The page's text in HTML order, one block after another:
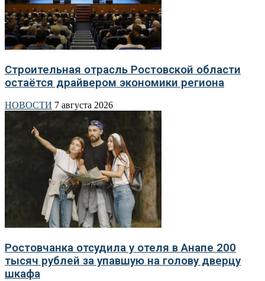
Строительная отрасль Ростовской области
остаётся драйвером экономики региона
НОВОСТИ 7 августа 2026
Ростовчанка отсудила у отеля в Анапе 200
тысяч рублей за упавшую на голову дверцу
шкафа